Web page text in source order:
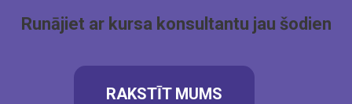
Runājiet ar kursa konsultantu jau šodien
RAKSTĪT MUMS